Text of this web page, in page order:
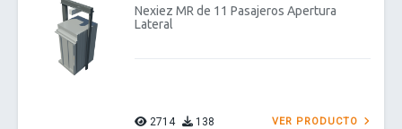
Nexiez MR de 11 Pasajeros Apertura
Lateral
2714 138 VER PRODUCTO